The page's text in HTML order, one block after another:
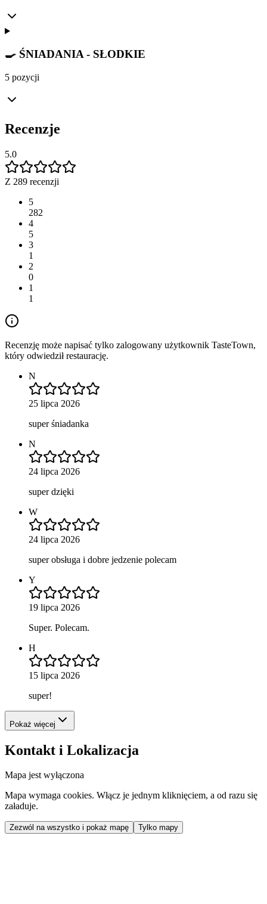
🍳 ŚNIADANIA - SŁODKIE
5 pozycji
Recenzje
5.0
Z 289 recenzji
5
282
4
5
3
1
2
0
1
1
Recenzję może napisać tylko zalogowany użytkownik TasteTown,
który odwiedził restaurację.
N
25 lipca 2026
super śniadanka
N
24 lipca 2026
super dzięki
W
24 lipca 2026
super obsługa i dobre jedzenie polecam
Y
19 lipca 2026
Super. Polecam.
H
15 lipca 2026
super!
Pokaż więcej
Kontakt i Lokalizacja
Mapa jest wyłączona
Mapa wymaga cookies. Włącz je jednym kliknięciem, a od razu się
załaduje.
Zezwól na wszystko i pokaż mapę Tylko mapy